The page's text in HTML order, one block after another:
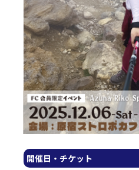
開催日・チケット